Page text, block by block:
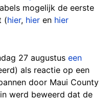
mogelijk de eerste
(hier, hier en hier
27 augustus een
als reactie op een
door Maui County
werd beweerd dat de